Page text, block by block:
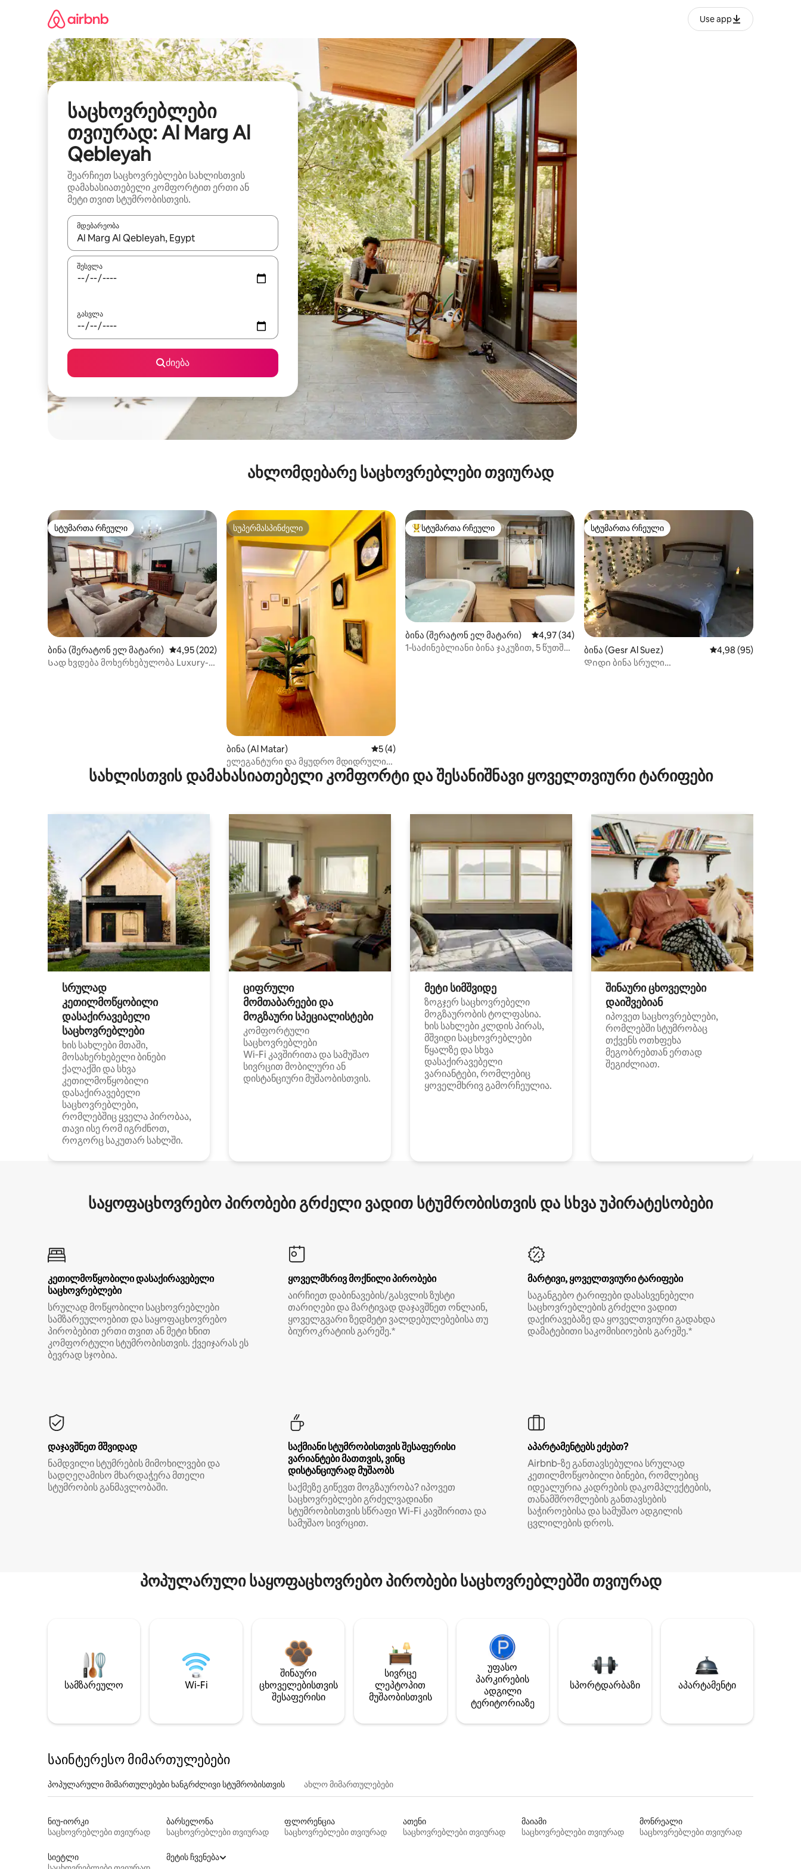
Use app
საცხოვრებლები
თვიურად: Al Marg Al
Qebleyah
შეარჩიეთ საცხოვრებლები სახლისთვის
დამახასიათებელი კომფორტით ერთი ან
მეტი თვით სტუმრობისთვის.
მდებარეობა
როცა შედეგები ხელმისაწვდომი გახდება, ნავიგაციისთვის გამოიყენეთ კლავიშები ზემოთ/ქვემოთ მიმართული ისრებით ან შეხებისა თუ თითის გასმის ჟესტები.
შესვლა
გასვლა
ძიება
ახლომდებარე საცხოვრებლები თვიურად
სტუმართა რჩეული
სტუმართა რჩეული
ბინა (შერატონ ელ მატარი) საშუალო შეფასებაა 5‑დან 4,95, 202 მიმოხილვა
4,95 (202)
Სად ხვდება მოხერხებულობა Luxury-ს
სუპერმასპინძელი
სუპერმასპინძელი
ბინა (Al Matar) საშუალო შეფასებაა 5‑დან 5, 4 მიმოხილვა
5 (4)
ელეგანტური და მყუდრო მდიდრული
ბინა ჰელიოპოლისში
სტუმართა რჩეული მოწინავე ვარიანტი
სტუმართა რჩეული
ბინა (შერატონ ელ მატარი) საშუალო შეფასებაა 5‑დან 4,97, 34 მიმოხილვა
4,97 (34)
1‑საძინებლიანი ბინა ჯაკუზით, 5 წუთში
სტუმართა რჩეული
სტუმართა რჩეული
ბინა (Gesr Al Suez) საშუალო შეფასებაა
4,98 (95)
Დიდი ბინა სრული
სახლისთვის დამახასიათებელი კომფორტი და შესანიშნავი ყოველთვიური ტარიფები
სრულად
კეთილმოწყობილი
დასაქირავებელი
საცხოვრებლები
ხის სახლები მთაში,
მოსახერხებელი ბინები
ქალაქში და სხვა
კეთილმოწყობილი
დასაქირავებელი
საცხოვრებლები,
რომლებშიც ყველა პირობაა,
თავი ისე რომ იგრძნოთ,
როგორც საკუთარ სახლში.
ციფრული
მომთაბარეები და
მოგზაური სპეციალისტები
კომფორტული
საცხოვრებლები
Wi‑Fi კავშირითა და სამუშაო
სივრცით მობილური ან
დისტანციური მუშაობისთვის.
მეტი სიმშვიდე
ზოგჯერ საცხოვრებელი
მოგზაურობის ტოლფასია.
ხის სახლები კლდის პირას,
მშვიდი საცხოვრებლები
წყალზე და სხვა
დასაქირავებელი
ვარიანტები, რომლებიც
ყოველმხრივ გამორჩეულია.
შინაური ცხოველები
დაიშვებიან
იპოვეთ საცხოვრებლები,
რომლებში სტუმრობაც
თქვენს ოთხფეხა
მეგობრებთან ერთად
შეგიძლიათ.
საყოფაცხოვრებო პირობები გრძელი ვადით სტუმრობისთვის და სხვა უპირატესობები
კეთილმოწყობილი დასაქირავებელი
საცხოვრებლები
სრულად მოწყობილი საცხოვრებლები
სამზარეულოებით და საყოფაცხოვრებო
პირობებით ერთი თვით ან მეტი ხნით
კომფორტული სტუმრობისთვის. ქვეიჯარას ეს
ბევრად სჯობია.
ყოველმხრივ მოქნილი პირობები
აირჩიეთ დაბინავების/გასვლის ზუსტი
თარიღები და მარტივად დაჯავშნეთ ონლაინ,
ყოველგვარი ზედმეტი ვალდებულებებისა თუ
ბიუროკრატიის გარეშე.*
მარტივი, ყოველთვიური ტარიფები
საგანგებო ტარიფები დასასვენებელი
საცხოვრებლების გრძელი ვადით
დაქირავებაზე და ყოველთვიური გადახდა
დამატებითი საკომისიოების გარეშე.*
დაჯავშნეთ მშვიდად
ნამდვილი სტუმრების მიმოხილვები და
სადღეღამისო მხარდაჭერა მთელი
სტუმრობის განმავლობაში.
საქმიანი სტუმრობისთვის შესაფერისი
ვარიანტები მათთვის, ვინც
დისტანციურად მუშაობს
საქმეზე გიწევთ მოგზაურობა? იპოვეთ
საცხოვრებლები გრძელვადიანი
სტუმრობისთვის სწრაფი Wi‑Fi კავშირითა და
სამუშაო სივრცით.
აპარტამენტებს ეძებთ?
Airbnb‑ზე განთავსებულია სრულად
კეთილმოწყობილი ბინები, რომლებიც
იდეალურია კადრების დაკომპლექტების,
თანამშრომლების განთავსების
საჭიროებისა და სამუშაო ადგილის
ცვლილების დროს.
პოპულარული საყოფაცხოვრებო პირობები საცხოვრებლებში თვიურად
სამზარეულო Wi-Fi
შინაური
ცხოველებისთვის
შესაფერისი
სივრცე
ლეპტოპით
მუშაობისთვის
უფასო
პარკირების
ადგილი
ტერიტორიაზე
სპორტდარბაზი აპარტამენტი
საინტერესო მიმართულებები
პოპულარული მიმართულებები ხანგრძლივი სტუმრობისთვის ახლო მიმართულებები
ნიუ-იორკი
საცხოვრებლები თვიურად
ბარსელონა
საცხოვრებლები თვიურად
ფლორენცია
საცხოვრებლები თვიურად
ათენი
საცხოვრებლები თვიურად
მაიამი
საცხოვრებლები თვიურად
მონრეალი
საცხოვრებლები თვიურად
სიეტლი
მეტის ჩვენება